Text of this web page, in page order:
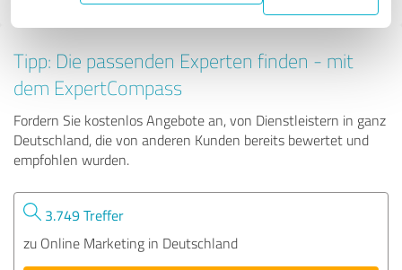
Tipp: Die passenden Experten finden - mit
dem ExpertCompass
Fordern Sie kostenlos Angebote an, von Dienstleistern in ganz
Deutschland, die von anderen Kunden bereits bewertet und
empfohlen wurden.
3.749 Treffer
zu Online Marketing in Deutschland